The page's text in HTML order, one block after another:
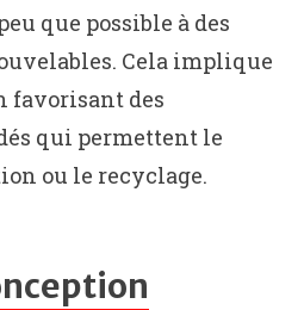
que possible à des
Cela implique
favorisant des
qui permettent le
ou le recyclage.